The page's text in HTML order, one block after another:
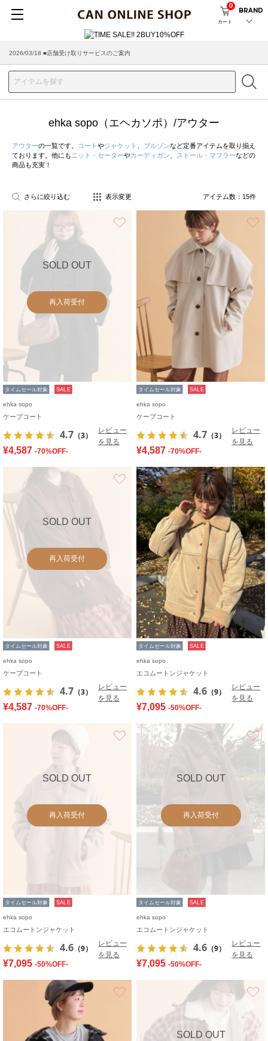
カート
0
BRAND
2026/03/18 ■店舗受け取りサービスのご案内
ehka sopo（エヘカソポ）/アウター
アウターの一覧です。 コート やジャケット ブルゾンなど定番アイテムを取り揃え
ております。他にも ニット・セーターやカーディガン ストール・マフラーなどの
商品も充実！
さらに絞り込む 表示変更 アイテム数： 15件
SOLD OUT
再入荷受付
タイムセール対象 SALE
ehka sopo
ケープコート
4.7 （3）
レビュー
を見る
¥4,587 -70%OFF-
タイムセール対象 SALE
ehka sopo
ケープコート
4.7 （3）
レビュー
を見る
¥4,587 -70%OFF-
SOLD OUT
再入荷受付
お気に入り
タイムセール対象 SALE
ehka sopo
ケープコート
4.7 （3）
レビュー
を見る
¥4,587 -70%OFF-
タイムセール対象 SALE
ehka sopo
エコムートンジャケット
4.6 （9）
レビュー
を見る
¥7,095 -50%OFF-
SOLD OUT
再入荷受付
お気に入り
タイムセール対象 SALE
ehka sopo
エコムートンジャケット
4.6 （9）
レビュー
を見る
¥7,095 -50%OFF-
SOLD OUT
再入荷受付
タイムセール対象 SALE
ehka sopo
エコムートンジャケット
4.6 （9）
レビュー
を見る
¥7,095 -50%OFF-
SOLD OUT